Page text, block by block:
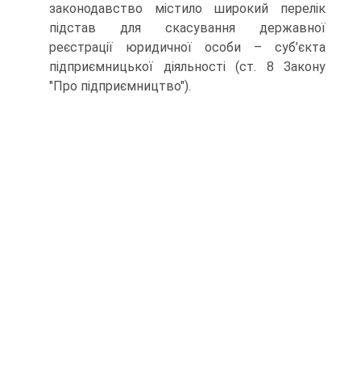
законодавство містило широкий перелік
підстав для скасування державної
реєстрації юридичної особи – суб’єкта
підприємницької діяльності (ст. 8 Закону
"Про підприємництво").